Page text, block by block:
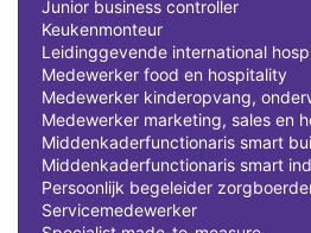
Junior business controller
Keukenmonteur
Leidinggevende international
Medewerker food en hospitality
Medewerker kinderopvang,
Medewerker marketing, sales en
Middenkaderfunctionaris smart
Middenkaderfunctionaris smart
Persoonlijk begeleider
Servicemedewerker